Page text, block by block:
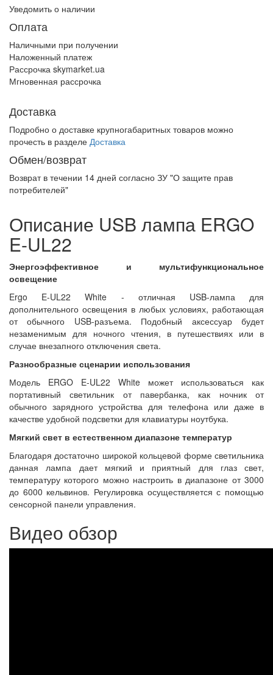
Уведомить о наличии
Оплата
Наличными при получении
Наложенный платеж
Рассрочка skymarket.ua
Мгновенная рассрочка
Доставка
Подробно о доставке крупногабаритных товаров можно
прочесть в разделе Доставка
Обмен/возврат
Возврат в течении 14 дней согласно ЗУ "О защите прав
потребителей"
Описание USB лампа ERGO
E-UL22
Энергоэффективное и мультифункциональное
освещение
Ergo E-UL22 White - отличная USB-лампа для
дополнительного освещения в любых условиях, работающая
от обычного USB-разъема. Подобный аксессуар будет
незаменимым для ночного чтения, в путешествиях или в
случае внезапного отключения света.
Разнообразные сценарии использования
Модель ERGO E-UL22 White может использоваться как
портативный светильник от павербанка, как ночник от
обычного зарядного устройства для телефона или даже в
качестве удобной подсветки для клавиатуры ноутбука.
Мягкий свет в естественном диапазоне температур
Благодаря достаточно широкой кольцевой форме светильника
данная лампа дает мягкий и приятный для глаз свет,
температуру которого можно настроить в диапазоне от 3000
до 6000 кельвинов. Регулировка осуществляется с помощью
сенсорной панели управления.
Видео обзор